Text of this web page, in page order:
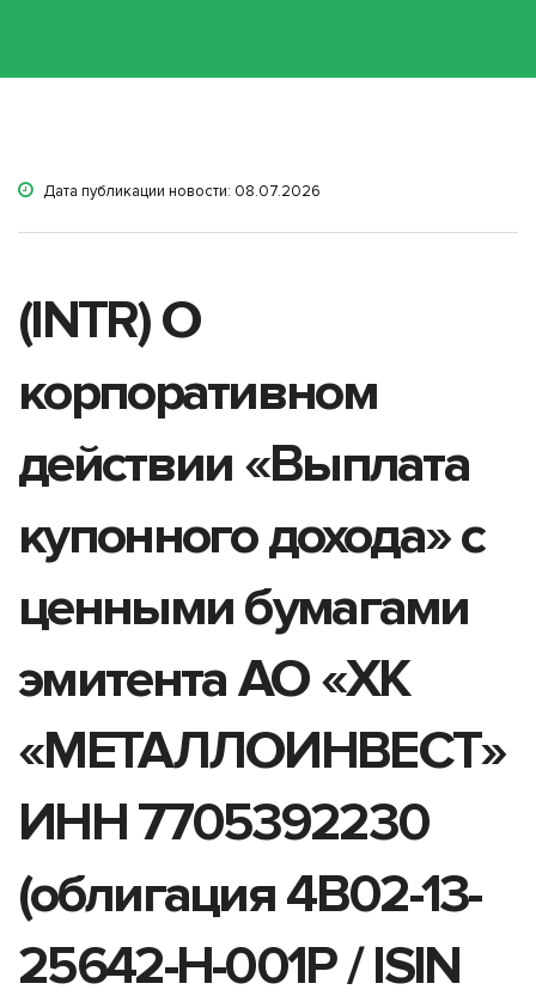
Дата публикации новости: 08.07.2026
(INTR) О
корпоративном
действии «Выплата
купонного дохода» с
ценными бумагами
эмитента АО «ХК
«МЕТАЛЛОИНВЕСТ»
ИНН 7705392230
(облигация 4B02-13-
25642-H-001P / ISIN